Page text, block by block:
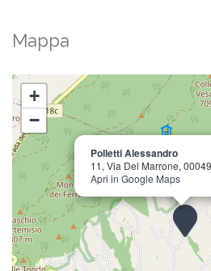
Mappa
Polletti Alessandro
11, Via Del Marrone,
Apri in Google Maps
+
−